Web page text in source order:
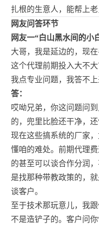
扎根的生意人，能帮上老
网友问答环节
网友一“白山黑水间的小
大哥，我是延边的，现
这个代理前期投入大不
我点专业问题，我答不
答：
哎呦兄弟，你这问题问
的，兜里比脸还干净，
现在这些搞系统的厂家
懂咱的难处。前期代理
的甚至可以谈合作分润
是找那种带教政策的，
谈客户。
至于技术那玩意儿，我
不是造铲子的。客户问